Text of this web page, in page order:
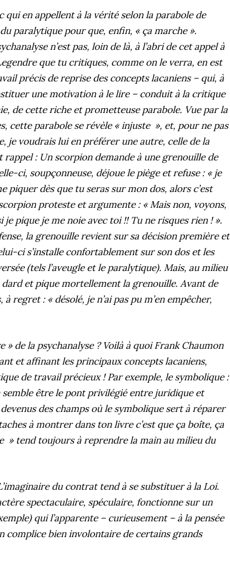
qui en appellent à la vérité selon la parabole de
paralytique pour que, enfin, « ça marche ».
n’est pas, loin de là, à l’abri de cet appel à
que tu critiques, comme on le verra, en est
précis de reprise des concepts lacaniens – qui, à
une motivation à le lire – conduit à la critique
de cette riche et prometteuse parabole. Vue par la
cette parabole se révèle « injuste », et, pour ne pas
je voudrais lui en préférer une autre, celle de la
: Un scorpion demande à une grenouille de
ci, soupçonneuse, déjoue le piège et refuse : « je
piquer dès que tu seras sur mon dos, alors c’est
proteste et argumente : « Mais non, voyons,
je pique je me noie avec toi !! Tu ne risques rien ! ».
la grenouille revient sur sa décision première et
ci s’installe confortablement sur son dos et les
(tels l’aveugle et le paralytique). Mais, au milieu
et pique mortellement la grenouille. Avant de
regret : « désolé, je n’ai pas pu m’en empêcher,
» de la psychanalyse ? Voilà à quoi Frank Chaumon
et affinant les principaux concepts lacaniens,
de travail précieux ! Par exemple, le symbolique :
être le pont privilégié entre juridique et
des champs où le symbolique sert à réparer
à montrer dans ton livre c’est que ça boîte, ça
» tend toujours à reprendre la main au milieu du
du contrat tend à se substituer à la Loi.
spectaculaire, spéculaire, fonctionne sur un
qui l’apparente – curieusement – à la pensée
complice bien involontaire de certains grands